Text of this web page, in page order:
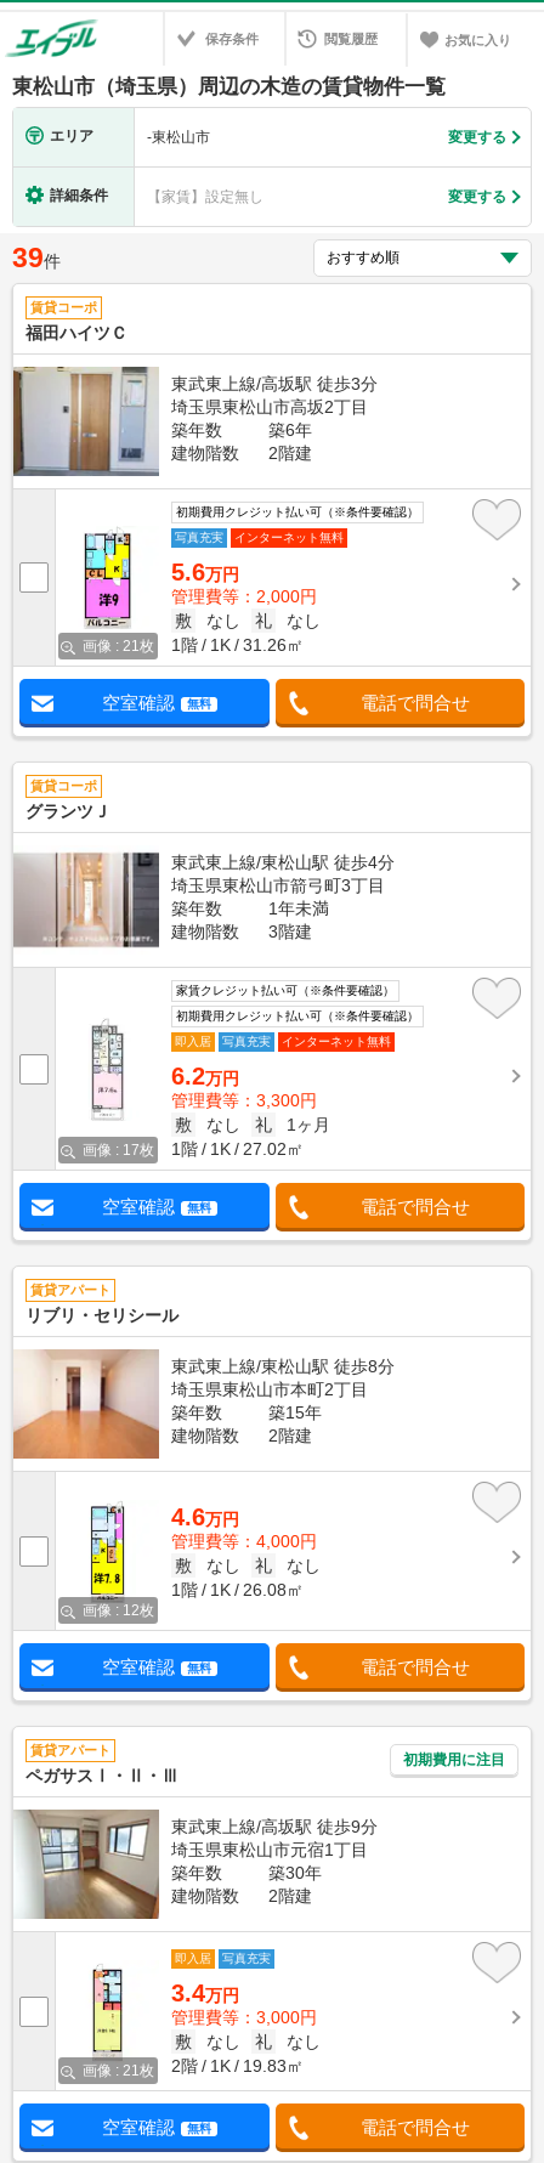
保存条件 閲覧履歴 お気に入り
東松山市（埼玉県）周辺の木造の賃貸物件一覧
エリア -東松山市 変更する
詳細条件 【家賃】設定無し 変更する
39件
賃貸コーポ
福田ハイツＣ
東武東上線/高坂駅 徒歩3分
埼玉県東松山市高坂2丁目
築年数
築6年
建物階数
2階建
画像 : 21枚
初期費用クレジット払い可（※条件要確認）
写真充実
インターネット無料
5.6万円
管理費等：2,000円
敷
なし 礼
なし
1階
1K 31.26㎡
空室確認 無料 電話で問合せ
賃貸コーポ
グランツＪ
東武東上線/東松山駅 徒歩4分
埼玉県東松山市箭弓町3丁目
築年数
1年未満
建物階数
3階建
画像 : 17枚
家賃クレジット払い可（※条件要確認）
初期費用クレジット払い可（※条件要確認）
即入居
写真充実 インターネット無料
6.2万円
管理費等：3,300円
敷
なし 礼
1ヶ月
1階
1K 27.02㎡
空室確認 無料 電話で問合せ
賃貸アパート
リブリ・セリシール
東武東上線/東松山駅 徒歩8分
埼玉県東松山市本町2丁目
築年数
築15年
建物階数
2階建
画像 : 12枚
4.6万円
管理費等：4,000円
敷
なし 礼
なし
1階
1K 26.08㎡
空室確認 無料 電話で問合せ
賃貸アパート
ペガサスⅠ・Ⅱ・Ⅲ
初期費用に注目
東武東上線/高坂駅 徒歩9分
埼玉県東松山市元宿1丁目
築年数
築30年
建物階数
2階建
画像 : 21枚
即入居 写真充実
3.4万円
管理費等：3,000円
敷
なし 礼
なし
2階
1K 19.83㎡
空室確認 無料 電話で問合せ